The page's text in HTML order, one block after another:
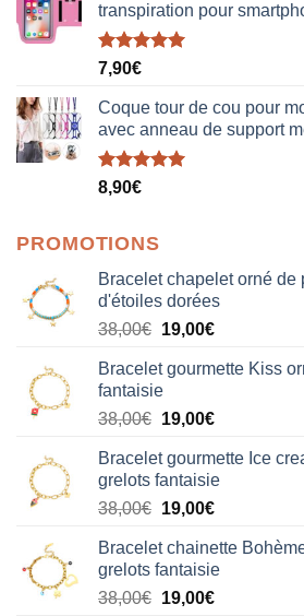
transpiration pour
Note5.00
7,90€
Coque tour de cou pour
avec anneau de support
Note5.00
8,90€
PROMOTIONS
Bracelet chapelet orné de
d'étoiles dorées
38,00€ Le
initial
était :
38,00€.
19,00€Le
actuel
19,00€.
Bracelet gourmette Kiss
fantaisie
38,00€ Le
initial
était :
38,00€.
19,00€Le
actuel
est :
19,00€.
Bracelet gourmette Ice
grelots fantaisie
38,00€ Le
initial
était :
38,00€.
19,00€Le
actuel
est :
19,00€.
Bracelet chainette
grelots fantaisie
38,00€ Le
19,00€Le